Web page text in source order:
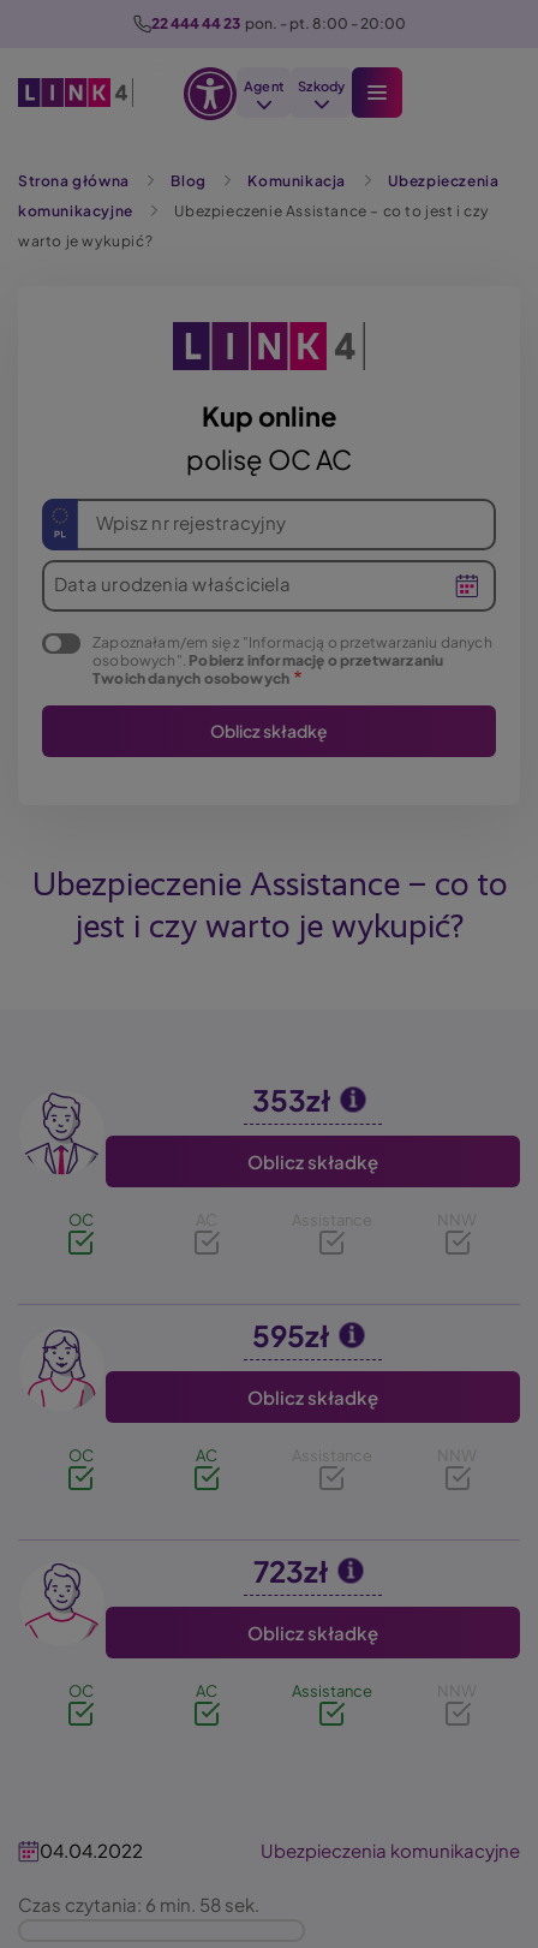
22 444 44 23 pon. - pt. 8:00 - 20:00
Agent Szkody
Strona główna Blog Komunikacja
Ubezpieczenia
komunikacyjne
Ubezpieczenie Assistance – co to jest i czy
warto je wykupić?
Kup online
polisę OC AC
Wpisz nr rejestracyjny
Data urodzenia właściciela
Zapoznałam/em się z "Informacją o przetwarzaniu danych
osobowych". Pobierz informację o przetwarzaniu
Twoich danych osobowych
Ubezpieczenie Assistance – co to
jest i czy warto je wykupić?
Image 353zł
Oblicz składkę
OC AC Assistance NNW
Image 595zł
Oblicz składkę
OC AC Assistance NNW
Image 723zł
Oblicz składkę
OC AC Assistance NNW
04.04.2022 Ubezpieczenia komunikacyjne
Czas czytania: 6 min. 58 sek.